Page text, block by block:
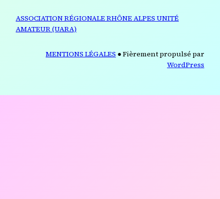
ASSOCIATION RÉGIONALE RHÔNE ALPES UNITÉ
AMATEUR (UARA)
MENTIONS LÉGALES ● Fièrement propulsé par
WordPress